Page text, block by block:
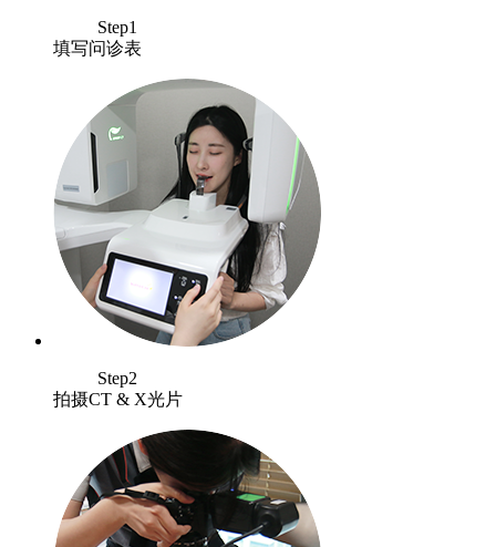
Step1
填写问诊表
Step2
拍摄CT & X光片